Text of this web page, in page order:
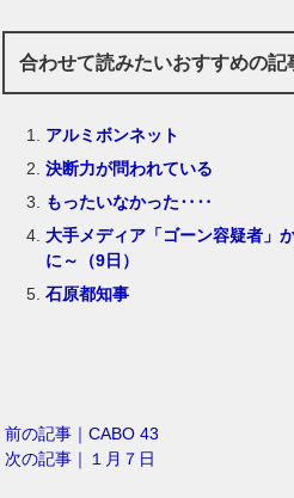
合わせて読みたいおすすめの記
アルミボンネット
決断力が問われている
もったいなかった‥‥
大手メディア「ゴーン容疑者」
に～（9日）
石原都知事
前の記事｜CABO 43
次の記事｜１月７日